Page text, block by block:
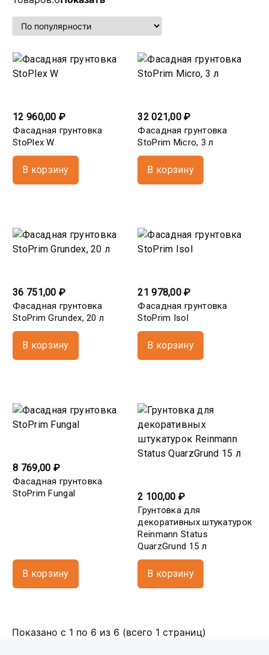
12 960,00 ₽
Фасадная грунтовка
StoPlex W
В корзину
32 021,00 ₽
Фасадная грунтовка
StoPrim Micro, 3 л
В корзину
36 751,00 ₽
Фасадная грунтовка
StoPrim Grundex, 20 л
В корзину
21 978,00 ₽
Фасадная грунтовка
StoPrim Isol
В корзину
8 769,00 ₽
Фасадная грунтовка
StoPrim Fungal
В корзину
2 100,00 ₽
Грунтовка для
декоративных штукатурок
Reinmann Status
QuarzGrund 15 л
В корзину
Показано с 1 по 6 из 6 (всего 1 страниц)